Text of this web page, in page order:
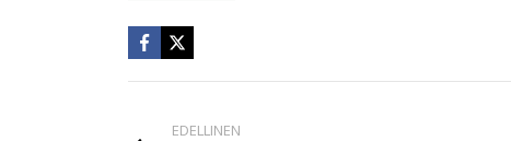
EDELLINEN